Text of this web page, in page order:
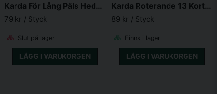
Karda För Lång Päls Hedgehog Modell
79 kr / Styck
Slut på lager
LÄGG I VARUKORGEN
Karda Roterande 13 Korta Tänder 16,6X9X4,7cm
89 kr / Styck
Finns i lager
LÄGG I VARUKORGEN